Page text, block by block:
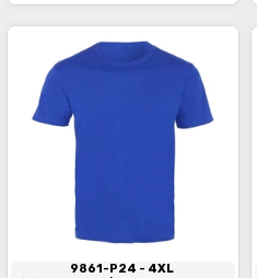
9861-P24 - 4XL